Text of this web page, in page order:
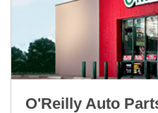
O'Reilly Auto